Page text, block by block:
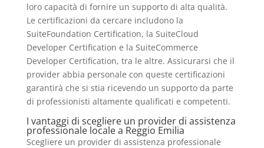
loro capacità di fornire un supporto di alta qualità.
Le certificazioni da cercare includono la
SuiteFoundation Certification, la SuiteCloud
Developer Certification e la SuiteCommerce
Developer Certification, tra le altre. Assicurarsi che il
provider abbia personale con queste certificazioni
garantirà che si stia ricevendo un supporto da parte
di professionisti altamente qualificati e competenti.
I vantaggi di scegliere un provider di assistenza
professionale locale a Reggio Emilia
Scegliere un provider di assistenza professionale